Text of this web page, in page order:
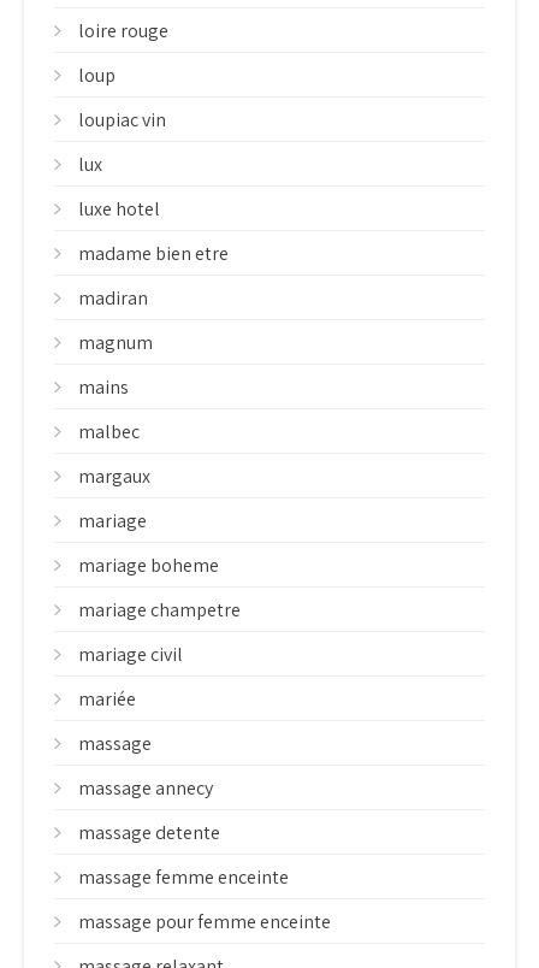
loire rouge
loup
loupiac vin
lux
luxe hotel
madame bien etre
madiran
magnum
mains
malbec
margaux
mariage
mariage boheme
mariage champetre
mariage civil
mariée
massage
massage annecy
massage detente
massage femme enceinte
massage pour femme enceinte